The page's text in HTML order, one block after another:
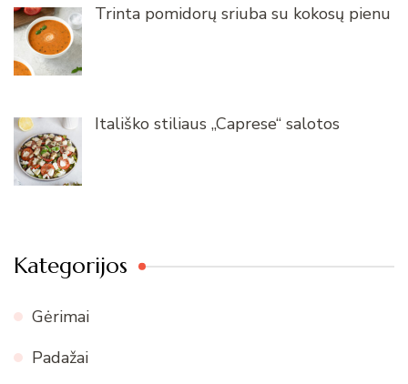
Trinta pomidorų sriuba su kokosų pienu
Itališko stiliaus „Caprese“ salotos
Kategorijos
Gėrimai
Padažai